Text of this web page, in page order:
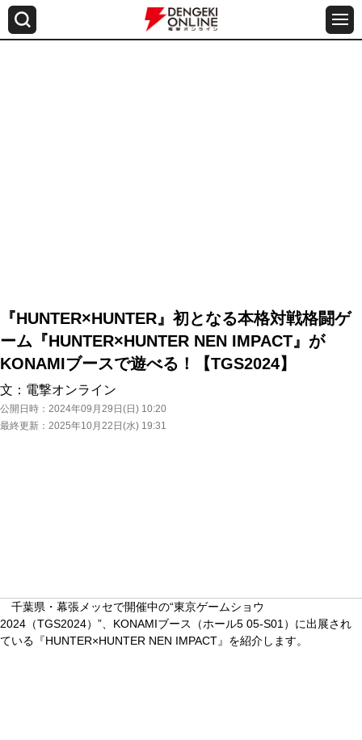
『HUNTER×HUNTER』初となる本格対戦格闘ゲ
ーム『HUNTER×HUNTER NEN IMPACT』が
KONAMIブースで遊べる！【TGS2024】
文： 電撃オンライン
公開日時： 2024年09月29日(日) 10:20
最終更新： 2025年10月22日(水) 19:31
千葉県・幕張メッセで開催中の“東京ゲームショウ
2024（TGS2024）”、KONAMIブース（ホール5 05-S01）に出展され
ている『HUNTER×HUNTER NEN IMPACT』を紹介します。